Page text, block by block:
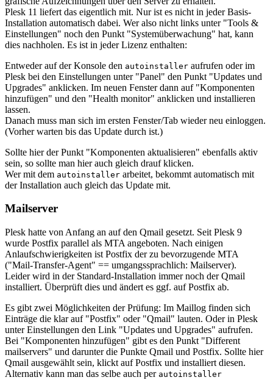
Plesk 11 liefert das eigentlich mit. Nur ist es nicht in jeder Basis-
Installation automatisch dabei. Wer also nicht links unter "Tools &
Einstellungen" noch den Punkt "Systemüberwachung" hat, kann
dies nachholen. Es ist in jeder Lizenz enthalten:
Entweder auf der Konsole den autoinstaller aufrufen oder im
Plesk bei den Einstellungen unter "Panel" den Punkt "Updates und
Upgrades" anklicken. Im neuen Fenster dann auf "Komponenten
hinzufügen" und den "Health monitor" anklicken und installieren
lassen.
Danach muss man sich im ersten Fenster/Tab wieder neu einloggen.
(Vorher warten bis das Update durch ist.)
Sollte hier der Punkt "Komponenten aktualisieren" ebenfalls aktiv
sein, so sollte man hier auch gleich drauf klicken.
Wer mit dem autoinstaller arbeitet, bekommt automatisch mit
der Installation auch gleich das Update mit.
Mailserver
Plesk hatte von Anfang an auf den Qmail gesetzt. Seit Plesk 9
wurde Postfix parallel als MTA angeboten. Nach einigen
Anlaufschwierigkeiten ist Postfix der zu bevorzugende MTA
("Mail-Transfer-Agent" == umgangssprachlich: Mailserver).
Leider wird in der Standard-Installation immer noch der Qmail
installiert. Überprüft dies und ändert es ggf. auf Postfix ab.
Es gibt zwei Möglichkeiten der Prüfung: Im Maillog finden sich
Einträge die klar auf "Postfix" oder "Qmail" lauten. Oder in Plesk
unter Einstellungen den Link "Updates und Upgrades" aufrufen.
Bei "Komponenten hinzufügen" gibt es den Punkt "Different
mailservers" und darunter die Punkte Qmail und Postfix. Sollte hier
Qmail ausgewählt sein, klickt auf Postfix und installiert diesen.
Alternativ kann man das selbe auch per autoinstaller